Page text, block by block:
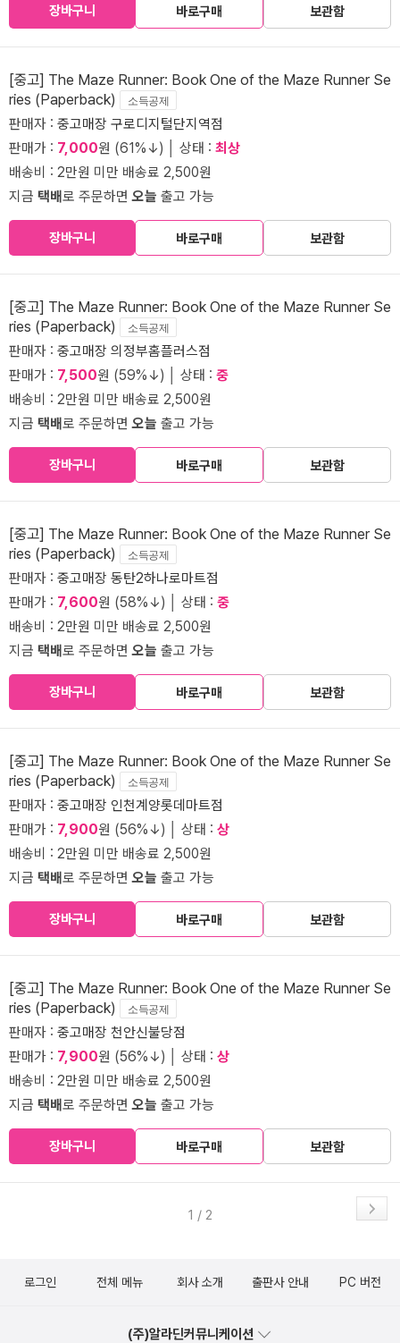
장바구니 바로구매 보관함
[중고] The Maze Runner: Book One of the Maze Runner Se
ries (Paperback)
소득공제
판매자 : 중고매장 구로디지털단지역점
판매가 : 7,000원 (61%↓) │ 상태 : 최상
배송비 : 2만원 미만 배송료 2,500원
지금 택배로 주문하면오늘 출고 가능
장바구니 바로구매 보관함
[중고] The Maze Runner: Book One of the Maze Runner Se
ries (Paperback)
소득공제
판매자 : 중고매장 의정부홈플러스점
판매가 : 7,500원 (59%↓) │ 상태 : 중
배송비 : 2만원 미만 배송료 2,500원
지금 택배로 주문하면오늘 출고 가능
장바구니 바로구매 보관함
[중고] The Maze Runner: Book One of the Maze Runner Se
ries (Paperback)
소득공제
판매자 : 중고매장 동탄2하나로마트점
판매가 : 7,600원 (58%↓) │ 상태 : 중
배송비 : 2만원 미만 배송료 2,500원
지금 택배로 주문하면오늘 출고 가능
장바구니 바로구매 보관함
[중고] The Maze Runner: Book One of the Maze Runner Se
ries (Paperback)
소득공제
판매자 : 중고매장 인천계양롯데마트점
판매가 : 7,900원 (56%↓) │ 상태 : 상
배송비 : 2만원 미만 배송료 2,500원
지금 택배로 주문하면오늘 출고 가능
장바구니 바로구매 보관함
[중고] The Maze Runner: Book One of the Maze Runner Se
ries (Paperback)
소득공제
판매자 : 중고매장 천안신불당점
판매가 : 7,900원 (56%↓) │ 상태 : 상
배송비 : 2만원 미만 배송료 2,500원
지금 택배로 주문하면오늘 출고 가능
장바구니 바로구매 보관함
1 / 2
로그인 전체 메뉴 회사 소개 출판사 안내 PC 버전
(주)알라딘커뮤니케이션